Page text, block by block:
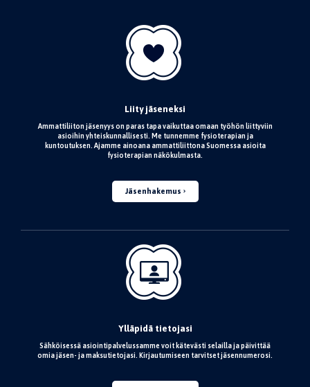
Liity jäseneksi
Ammattiliiton jäsenyys on paras tapa vaikuttaa omaan työhön liittyviin
asioihin yhteiskunnallisesti. Me tunnemme fysioterapian ja
kuntoutuksen. Ajamme ainoana ammattiliittona Suomessa asioita
fysioterapian näkökulmasta.
Jäsenhakemus
Ylläpidä tietojasi
Sähköisessä asiointipalvelussamme voit kätevästi selailla ja päivittää
omia jäsen- ja maksutietojasi. Kirjautumiseen tarvitset jäsennumerosi.